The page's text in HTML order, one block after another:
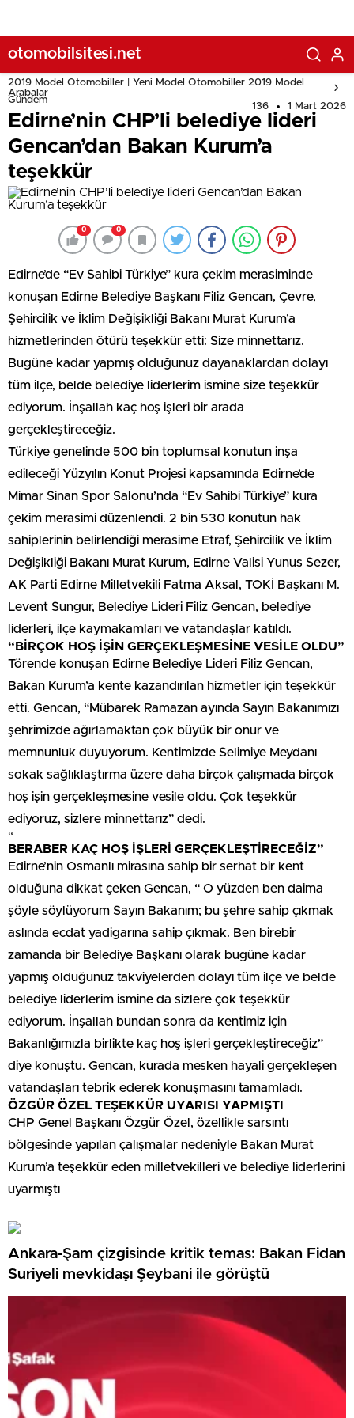
otomobilsitesi.net
2019 Model Otomobiller | Yeni Model Otomobiller 2019 Model
Arabalar
Gündem
136 1 Mart 2026
Edirne’nin CHP’li belediye lideri
Gencan’dan Bakan Kurum’a
teşekkür
0 0
Edirne’de “Ev Sahibi Türkiye” kura çekim merasiminde
konuşan Edirne Belediye Başkanı Filiz Gencan, Çevre,
Şehircilik ve İklim Değişikliği Bakanı Murat Kurum’a
hizmetlerinden ötürü teşekkür etti: Size minnettarız.
Bugüne kadar yapmış olduğunuz dayanaklardan dolayı
tüm ilçe, belde belediye liderlerim ismine size teşekkür
ediyorum. İnşallah kaç hoş işleri bir arada
gerçekleştireceğiz.
Türkiye genelinde 500 bin toplumsal konutun inşa
edileceği Yüzyılın Konut Projesi kapsamında Edirne’de
Mimar Sinan Spor Salonu’nda “Ev Sahibi Türkiye” kura
çekim merasimi düzenlendi. 2 bin 530 konutun hak
sahiplerinin belirlendiği merasime Etraf, Şehircilik ve İklim
Değişikliği Bakanı Murat Kurum, Edirne Valisi Yunus Sezer,
AK Parti Edirne Milletvekili Fatma Aksal, TOKİ Başkanı M.
Levent Sungur, Belediye Lideri Filiz Gencan, belediye
liderleri, ilçe kaymakamları ve vatandaşlar katıldı.
“BİRÇOK HOŞ İŞİN GERÇEKLEŞMESİNE VESİLE OLDU”
Törende konuşan Edirne Belediye Lideri Filiz Gencan,
Bakan Kurum’a kente kazandırılan hizmetler için teşekkür
etti. Gencan, “Mübarek Ramazan ayında Sayın Bakanımızı
şehrimizde ağırlamaktan çok büyük bir onur ve
memnunluk duyuyorum. Kentimizde Selimiye Meydanı
sokak sağlıklaştırma üzere daha birçok çalışmada birçok
hoş işin gerçekleşmesine vesile oldu. Çok teşekkür
ediyoruz, sizlere minnettarız” dedi.
“
BERABER KAÇ HOŞ İŞLERİ GERÇEKLEŞTİRECEĞİZ”
Edirne’nin Osmanlı mirasına sahip bir serhat bir kent
olduğuna dikkat çeken Gencan, “ O yüzden ben daima
şöyle söylüyorum Sayın Bakanım; bu şehre sahip çıkmak
aslında ecdat yadigarına sahip çıkmak. Ben birebir
zamanda bir Belediye Başkanı olarak bugüne kadar
yapmış olduğunuz takviyelerden dolayı tüm ilçe ve belde
belediye liderlerim ismine da sizlere çok teşekkür
ediyorum. İnşallah bundan sonra da kentimiz için
Bakanlığımızla birlikte kaç hoş işleri gerçekleştireceğiz”
diye konuştu. Gencan, kurada mesken hayali gerçekleşen
vatandaşları tebrik ederek konuşmasını tamamladı.
ÖZGÜR ÖZEL TEŞEKKÜR UYARISI YAPMIŞTI
CHP Genel Başkanı Özgür Özel, özellikle sarsıntı
bölgesinde yapılan çalışmalar nedeniyle Bakan Murat
Kurum’a teşekkür eden milletvekilleri ve belediye liderlerini
uyarmıştı
Ankara-Şam çizgisinde kritik temas: Bakan Fidan
Suriyeli mevkidaşı Şeybani ile görüştü